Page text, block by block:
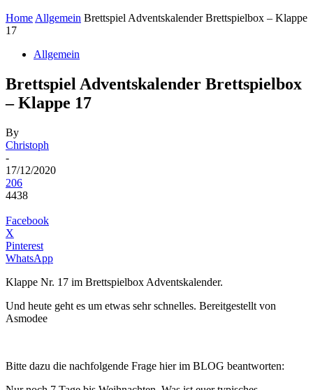
Home Allgemein Brettspiel Adventskalender Brettspielbox – Klappe
17
Allgemein
Brettspiel Adventskalender Brettspielbox
– Klappe 17
By
Christoph
-
17/12/2020
206
4438
Facebook
X
Pinterest
WhatsApp
Klappe Nr. 17 im Brettspielbox Adventskalender.
Und heute geht es um etwas sehr schnelles. Bereitgestellt von
Asmodee
Bitte dazu die nachfolgende Frage hier im BLOG beantworten: